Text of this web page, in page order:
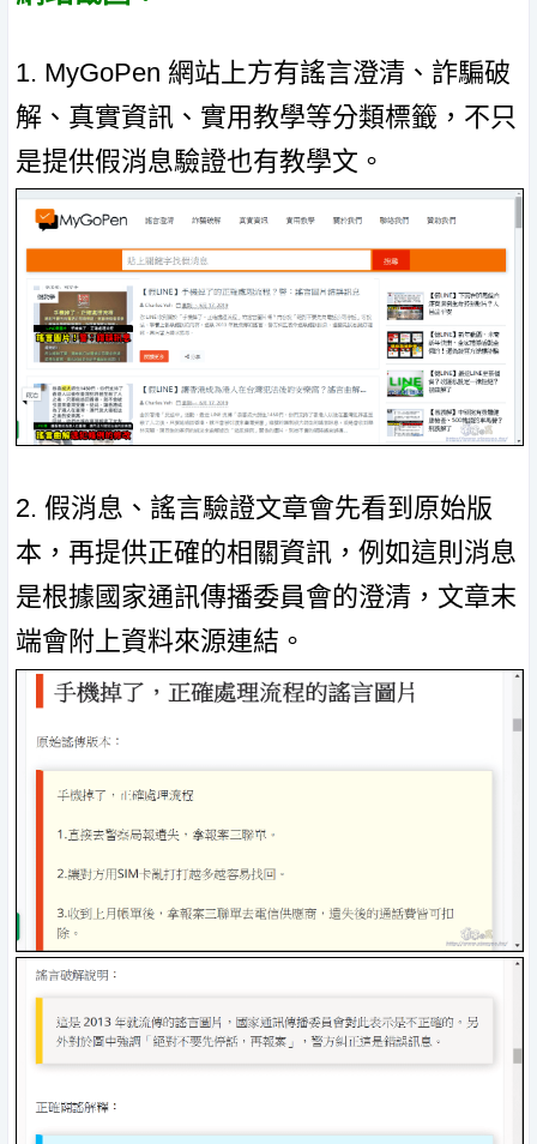
1. MyGoPen 網站上方有謠言澄清、詐騙破
解、真實資訊、實用教學等分類標籤，不只
是提供假消息驗證也有教學文。
2. 假消息、謠言驗證文章會先看到原始版
本，再提供正確的相關資訊，例如這則消息
是根據國家通訊傳播委員會的澄清，文章末
端會附上資料來源連結。